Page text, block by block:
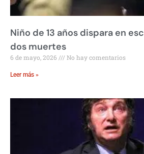
Niño de 13 años dispara en
dos muertes
6 de mayo, 2026 No hay comentarios
Leer más »